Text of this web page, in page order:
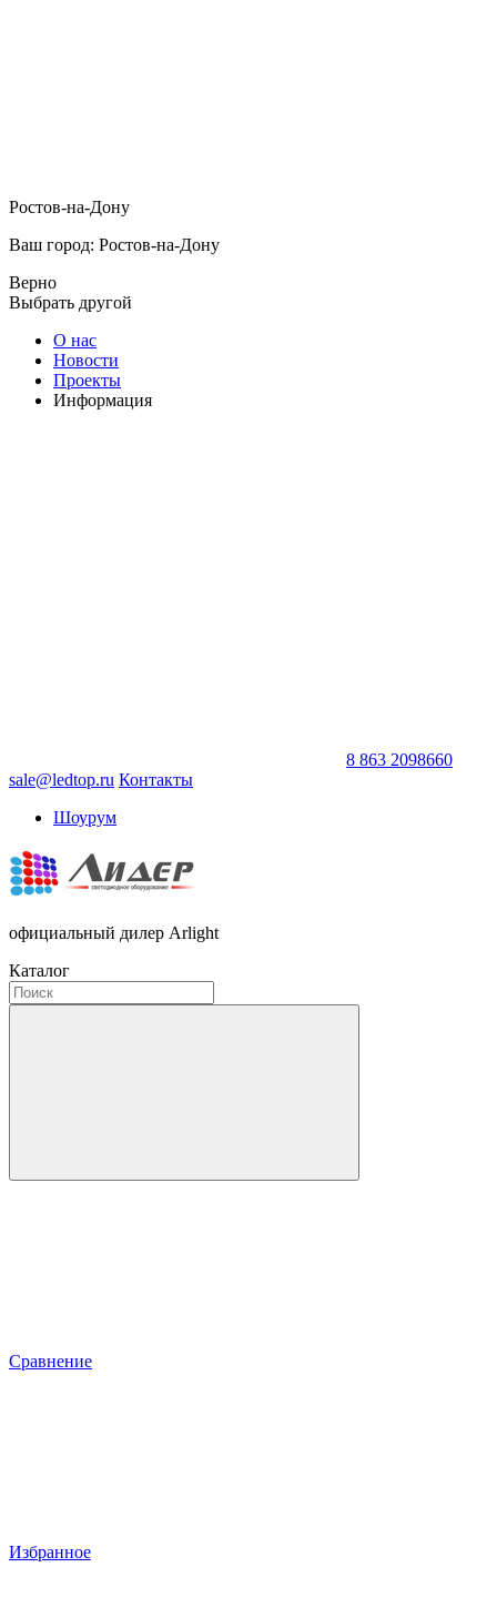
Ростов-на-Дону
Ваш город: Ростов-на-Дону
Верно
Выбрать другой
О нас
Новости
Проекты
Информация
8 863 2098660
sale@ledtop.ru Контакты
Шоурум
официальный дилер Arlight
Каталог
Сравнение
Избранное